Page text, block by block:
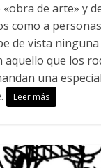
de arte» y
como a
de vista
aquello que los
una
Leer más